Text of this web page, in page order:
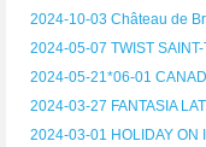
2024-10-03 Château de
2024-05-07 TWIST
2024-05-21*06-01
2024-03-27 FANTASIA
2024-03-01 HOLIDAY ON